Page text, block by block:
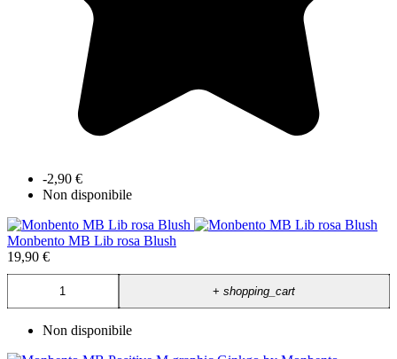
-2,90 €
Non disponibile
Monbento MB Lib rosa Blush
19,90 €
+shopping_cart
Non disponibile